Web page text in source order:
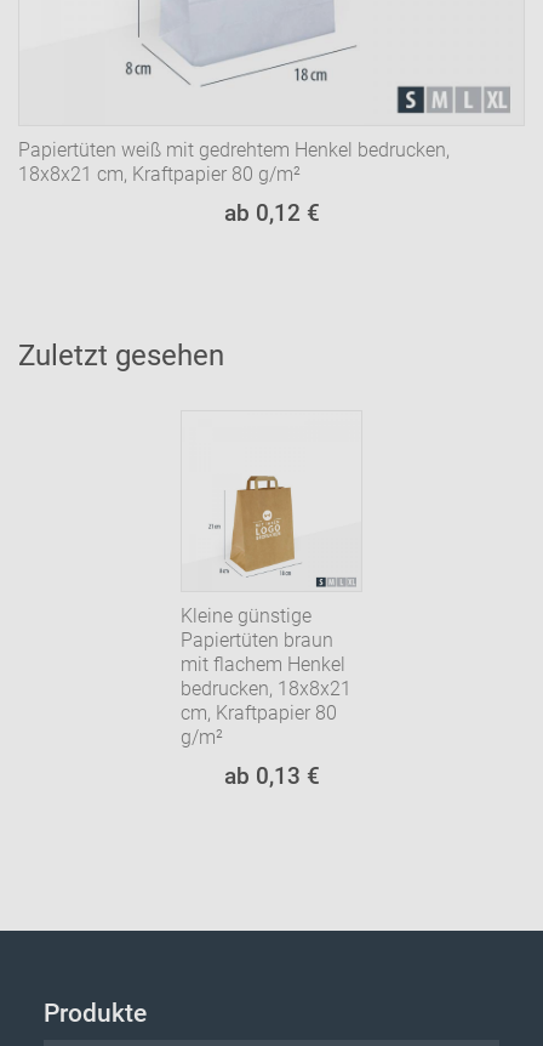
Papiertüten weiß mit gedrehtem Henkel bedrucken,
18x8x21 cm, Kraftpapier 80 g/m²
ab 0,12 €
Zuletzt gesehen
Kleine günstige
Papiertüten braun
mit flachem Henkel
bedrucken, 18x8x21
cm, Kraftpapier 80
g/m²
ab 0,13 €
Produkte